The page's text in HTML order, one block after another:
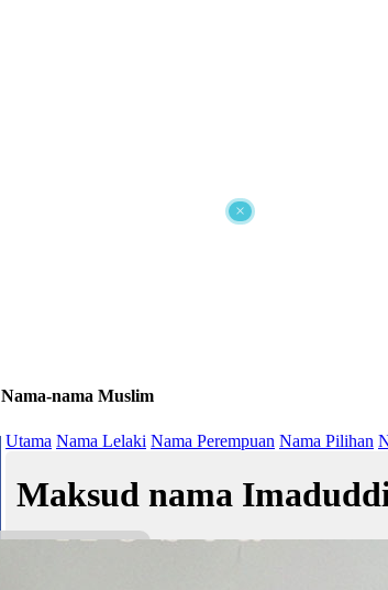
×
Nama-nama Muslim
Utama Nama Lelaki Nama Perempuan Nama Pilihan
Maksud nama